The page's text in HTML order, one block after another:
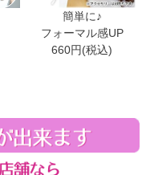
簡単に♪
フォーマル感UP
660円(税込)